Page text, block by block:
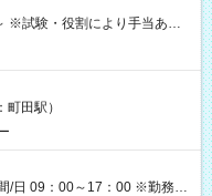
（前払い）オプションあ
1週間ほどで給与の一部を受け
（休憩1時間） 時給1,300円
当日の役割により時給＋100
（休憩なし） 時給1,300
円＋交通費 【試用期
田駅）
/日 09：00～17：00 ※勤務時